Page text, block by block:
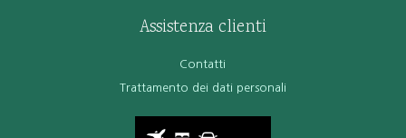
Assistenza clienti
Contatti
Trattamento dei dati personali